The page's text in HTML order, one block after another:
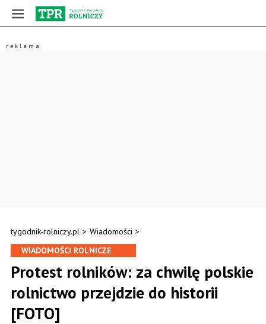
tygodnik-rolniczy.pl > Wiadomości >
WIADOMOŚCI ROLNICZE
Protest rolników: za chwilę polskie
rolnictwo przejdzie do historii
[FOTO]